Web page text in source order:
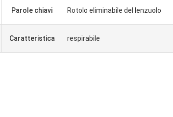
Parole chiavi Rotolo eliminabile del lenzuolo
Caratteristica respirabile